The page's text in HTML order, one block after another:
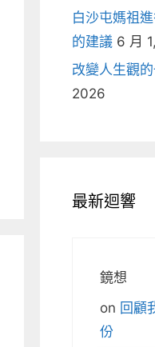
白沙屯媽祖
的建議 6 月
改變人生觀
2026
最新迴響
鏡想
on 回顧
份